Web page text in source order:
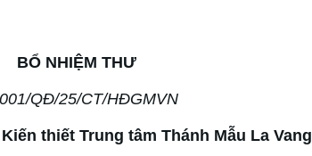
BỔ NHIỆM THƯ
QĐ/25/CT/HĐGMVN
thiết Trung tâm Thánh Mẫu La Vang